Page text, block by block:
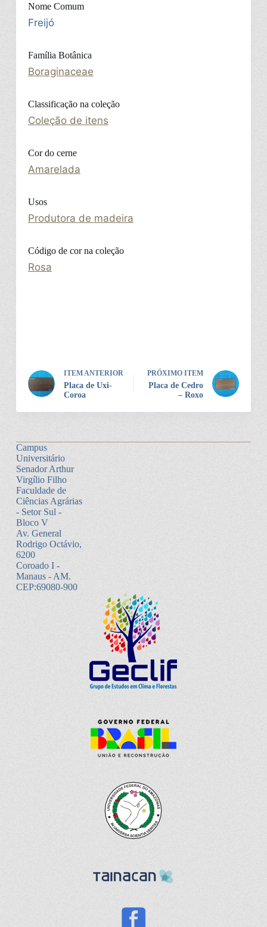
Nome Comum
Freijó
Família Botânica
Boraginaceae
Classificação na coleção
Coleção de itens
Cor do cerne
Amarelada
Usos
Produtora de madeira
Código de cor na coleção
Rosa
ITEM ANTERIOR
Placa de Uxi-
Coroa
PRÓXIMO ITEM
Placa de Cedro
– Roxo
Campus
Universitário
Senador Arthur
Virgílio Filho
Faculdade de
Ciências Agrárias
- Setor Sul -
Bloco V
Av. General
Rodrigo Octávio,
6200
Coroado I -
Manaus - AM.
CEP:69080-900